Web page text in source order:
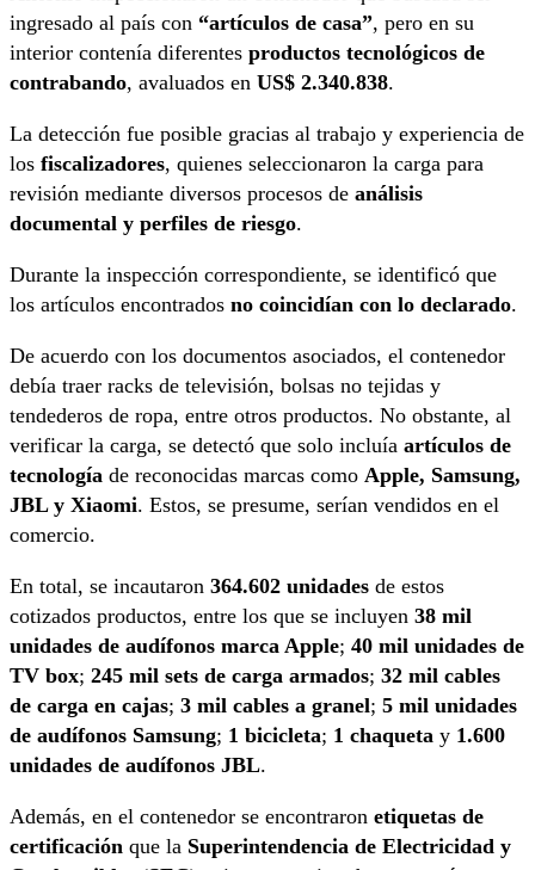
ingresado al país con “artículos de casa”, pero en su
interior contenía diferentes productos tecnológicos de
contrabando, avaluados en US$ 2.340.838.
La detección fue posible gracias al trabajo y experiencia de
los fiscalizadores, quienes seleccionaron la carga para
revisión mediante diversos procesos de análisis
documental y perfiles de riesgo.
Durante la inspección correspondiente, se identificó que
los artículos encontrados no coincidían con lo declarado.
De acuerdo con los documentos asociados, el contenedor
debía traer racks de televisión, bolsas no tejidas y
tendederos de ropa, entre otros productos. No obstante, al
verificar la carga, se detectó que solo incluía artículos de
tecnología de reconocidas marcas como Apple, Samsung,
JBL y Xiaomi. Estos, se presume, serían vendidos en el
comercio.
En total, se incautaron 364.602 unidades de estos
cotizados productos, entre los que se incluyen 38 mil
unidades de audífonos marca Apple; 40 mil unidades de
TV box; 245 mil sets de carga armados; 32 mil cables
de carga en cajas; 3 mil cables a granel; 5 mil unidades
de audífonos Samsung; 1 bicicleta; 1 chaqueta y 1.600
unidades de audífonos JBL.
Además, en el contenedor se encontraron etiquetas de
certificación que la Superintendencia de Electricidad y